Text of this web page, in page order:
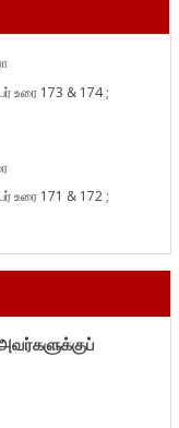
உரை 173 & 174 ;
உரை 171 & 172 ;